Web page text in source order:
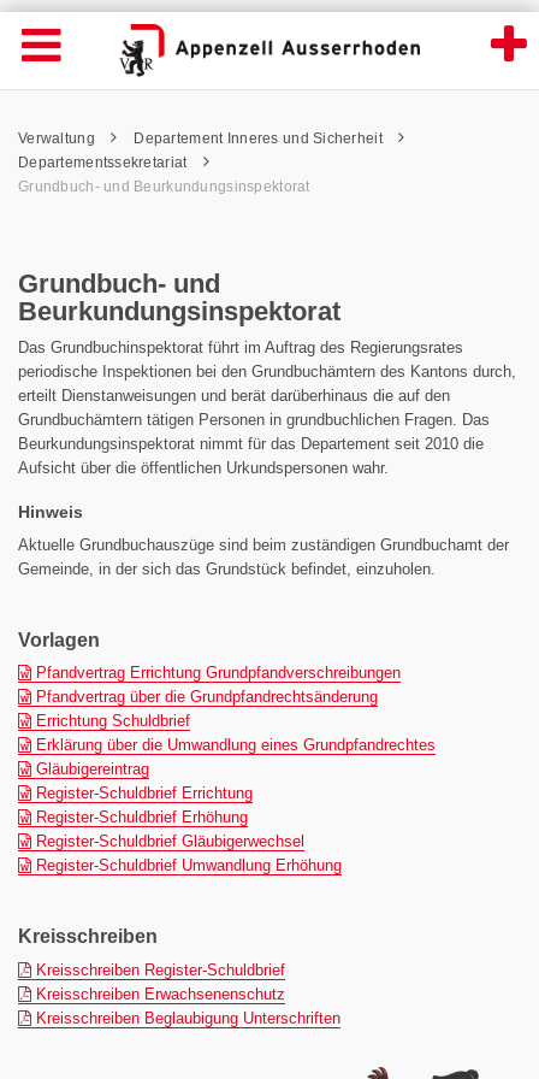
Grundbuch- und
Wichtige
Seiten
Home
Inhalt
Kontakt
Sitemap
Navigation öffnen
Inhalt
Pfadnavigation
Verwaltung
Departement Inneres und Sicherheit
Departementssekretariat
Grundbuch- und Beurkundungsinspektorat
Grundbuch- und
Beurkundungsinspektorat
Das Grundbuchinspektorat führt im Auftrag des Regierungsrates
periodische Inspektionen bei den Grundbuchämtern des Kantons durch,
erteilt Dienstanweisungen und berät darüberhinaus die auf den
Grundbuchämtern tätigen Personen in grundbuchlichen Fragen. Das
Beurkundungsinspektorat nimmt für das Departement seit 2010 die
Aufsicht über die öffentlichen Urkundspersonen wahr.
Hinweis
Aktuelle Grundbuchauszüge sind beim zuständigen Grundbuchamt der
Gemeinde, in der sich das Grundstück befindet, einzuholen.
Vorlagen
Pfandvertrag Errichtung Grundpfandverschreibungen(doc)
Pfandvertrag über die Grundpfandrechtsänderung(doc)
Errichtung Schuldbrief(doc)
Erklärung über die Umwandlung eines Grundpfandrechtes
Gläubigereintrag(doc)
Register-Schuldbrief Errichtung(doc)
Register-Schuldbrief Erhöhung(doc)
Register-Schuldbrief Gläubigerwechsel
Register-Schuldbrief Umwandlung Erhöhung(doc)
Kreisschreiben
Kreisschreiben Register-Schuldbrief(pdf)
Kreisschreiben Erwachsenenschutz
Kreisschreiben Beglaubigung Unterschriften(pdf)